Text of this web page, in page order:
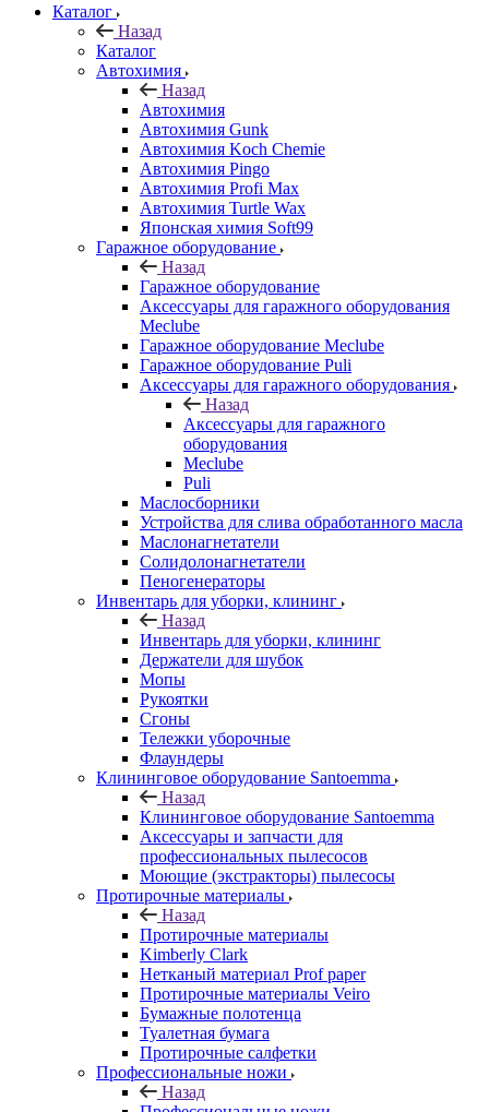
Каталог
Назад
Каталог
Автохимия
Назад
Автохимия
Автохимия Gunk
Автохимия Koch Chemie
Автохимия Pingo
Автохимия Profi Max
Автохимия Turtle Wax
Японская химия Soft99
Гаражное оборудование
Назад
Гаражное оборудование
Аксессуары для гаражного оборудования
Meclube
Гаражное оборудование Meclube
Гаражное оборудование Puli
Аксессуары для гаражного оборудования
Назад
Аксессуары для гаражного
оборудования
Meclube
Puli
Маслосборники
Устройства для слива обработанного масла
Маслонагнетатели
Солидолонагнетатели
Пеногенераторы
Инвентарь для уборки, клининг
Назад
Инвентарь для уборки, клининг
Держатели для шубок
Мопы
Рукоятки
Сгоны
Тележки уборочные
Флаундеры
Клининговое оборудование Santoemma
Назад
Клининговое оборудование Santoemma
Аксессуары и запчасти для
профессиональных пылесосов
Моющие (экстракторы) пылесосы
Протирочные материалы
Назад
Протирочные материалы
Kimberly Clark
Нетканый материал Prof paper
Протирочные материалы Veiro
Бумажные полотенца
Туалетная бумага
Протирочные салфетки
Профессиональные ножи
Назад